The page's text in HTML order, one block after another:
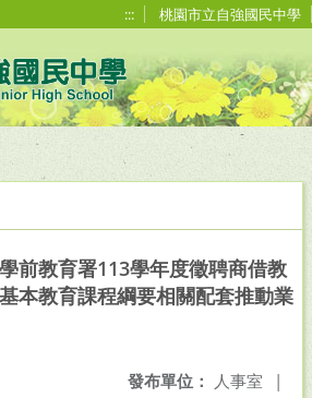
::: 桃園市立自強國民中學
前教育署113學年度徵聘商借教
本教育課程綱要相關配套推動業
發布單位： 人事室 |